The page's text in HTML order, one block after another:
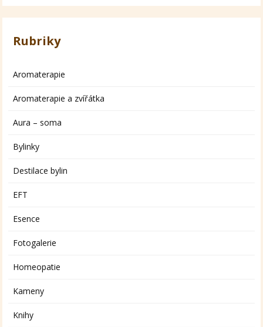
Rubriky
Aromaterapie
Aromaterapie a zvířátka
Aura – soma
Bylinky
Destilace bylin
EFT
Esence
Fotogalerie
Homeopatie
Kameny
Knihy